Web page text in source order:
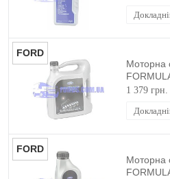
FORD
Моторна
1 379 грн.
FORD
Моторна